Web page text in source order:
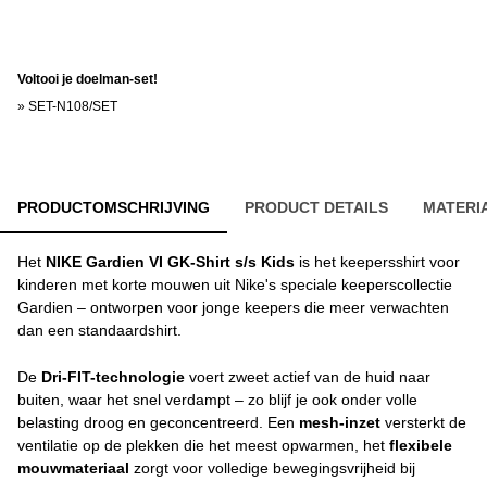
Voltooi je doelman-set!
» SET-N108/SET
PRODUCTOMSCHRIJVING PRODUCT DETAILS
Het NIKE Gardien VI GK-Shirt s/s Kids is het keepersshirt voor
kinderen met korte mouwen uit Nike's speciale keeperscollectie
Gardien – ontworpen voor jonge keepers die meer verwachten
dan een standaardshirt.
De Dri-FIT-technologie voert zweet actief van de huid naar
buiten, waar het snel verdampt – zo blijf je ook onder volle
belasting droog en geconcentreerd. Een mesh-inzet versterkt de
ventilatie op de plekken die het meest opwarmen, het flexibele
mouwmateriaal zorgt voor volledige bewegingsvrijheid bij